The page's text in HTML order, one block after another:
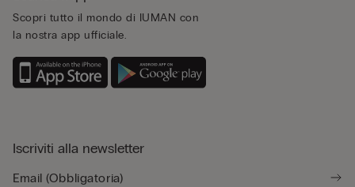
Scopri tutto il mondo di IUMAN con
la nostra app ufficiale.
Iscriviti alla newsletter